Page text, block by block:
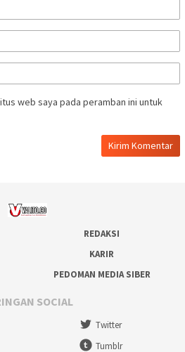
web saya pada peramban ini untuk
REDAKSI
KARIR
PEDOMAN MEDIA SIBER
SOCIAL
Twitter
Tumblr